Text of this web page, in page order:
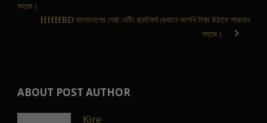
সহজে।
HHHBD বাংলাদেশের সেরা বেটিং প্ল্যাটফর্ম যেখানে আপনি টাকা উঠাতে পারবেন
সহজে।
ABOUT POST AUTHOR
Kire